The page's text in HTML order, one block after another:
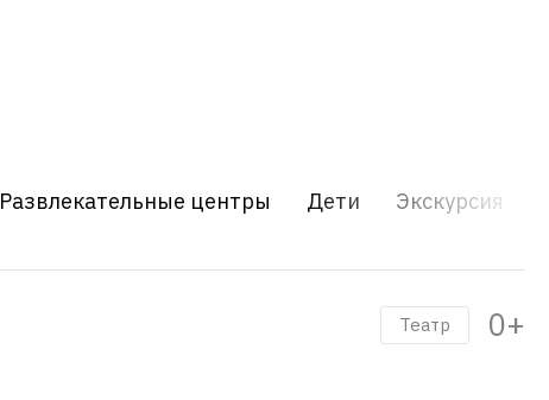
Развлекательные центры Дети Экскурсия
Театр 0+